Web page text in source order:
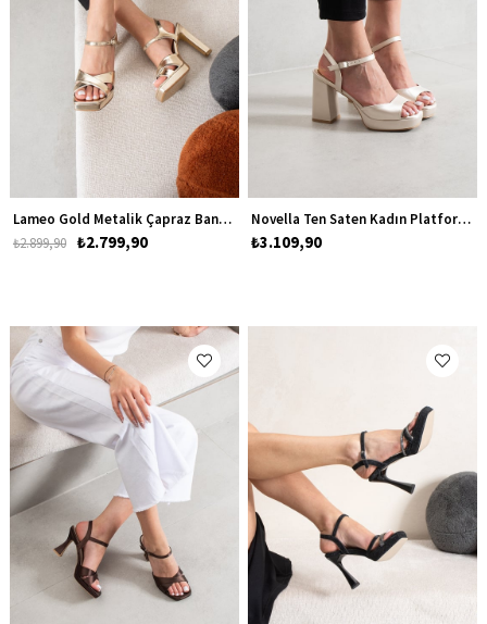
Lameo Gold Metalik Çapraz Bantlı Kadın Platform Topuklu Ayakkabı
₺2.799,90
₺2.899,90
Novella Ten Saten Kadın Platform Topuklu Ayakkabı
₺3.109,90